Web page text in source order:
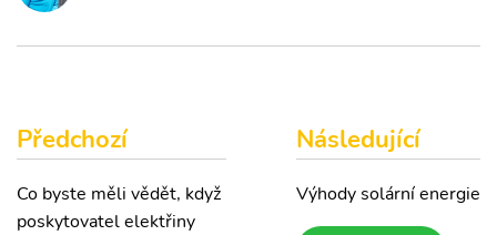
Předchozí
Co byste měli vědět, když
poskytovatel elektřiny
Následující
Výhody solární energie